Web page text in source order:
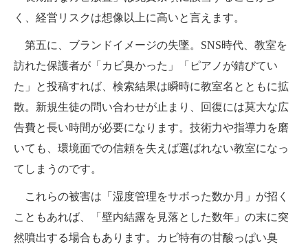
く、経営リスクは想像以上に高いと言えます。
第五に、ブランドイメージの失墜。SNS時代、教室を
訪れた保護者が「カビ臭かった」「ピアノが錆びてい
た」と投稿すれば、検索結果は瞬時に教室名とともに拡
散。新規生徒の問い合わせが止まり、回復には莫大な広
告費と長い時間が必要になります。技術力や指導力を磨
いても、環境面での信頼を失えば選ばれない教室になっ
てしまうのです。
これらの被害は「湿度管理をサボった数か月」が招く
こともあれば、「壁内結露を見落とした数年」の末に突
然噴出する場合もあります。カビ特有の甘酸っぱい臭